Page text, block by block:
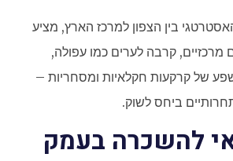
בין הצפון למרכז הארץ, מציע
מרכזיים, קרבה לערים כמו עפולה,
של קרקעות חקלאיות ומסחריות –
ביחס לשוק.
להשכרה בעמק